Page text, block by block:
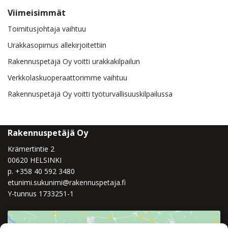
Viimeisimmät
Toimitusjohtaja vaihtuu
Urakkasopimus allekirjoitettiin
Rakennuspetäjä Oy voitti urakkakilpailun
Verkkolaskuoperaattorimme vaihtuu
Rakennuspetäjä Oy voitti työturvallisuuskilpailussa
Rakennuspetäjä Oy
Krämertintie 2
00620 HELSINKI
p. +358 40 592 3480
etunimi.sukunimi@rakennuspetaja.fi
Y-tunnus 1733251-1